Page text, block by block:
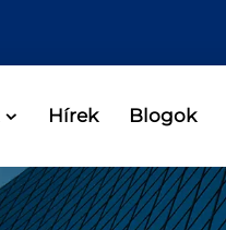
Hírek Blogok